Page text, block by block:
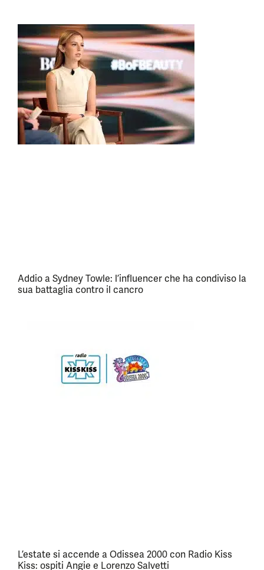
Addio a Sydney Towle: l’influencer che ha condiviso la
sua battaglia contro il cancro
L’estate si accende a Odissea 2000 con Radio Kiss
Kiss: ospiti Angie e Lorenzo Salvetti